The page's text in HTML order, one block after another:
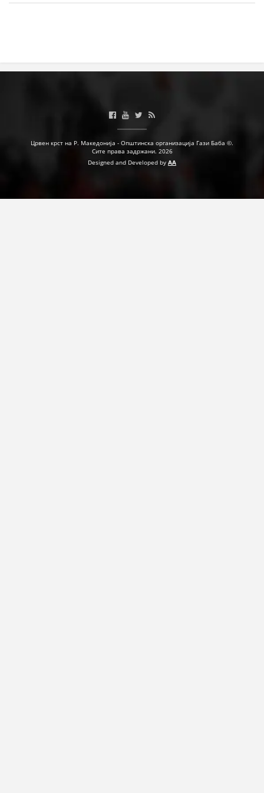
ЗДРАВСТВЕНО ПРЕВЕНТИВНА ДЕЈНОСТ
ПРВА ПОМОШ
КРВОДАРИТЕЛСТВО
МЕНАЏМЕНТ НА ВОЛОНТЕРИ
Црвен крст на Р. Македонија - Општинска организација Гази Баба ©.
Сите права задржани. 2026
Designed and Developed by AA